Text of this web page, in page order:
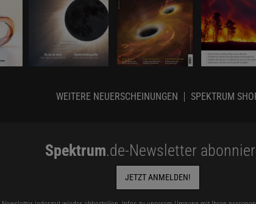
WEITERE NEUERSCHEINUNGEN SPEKTRUM
Spektrum.de-Newsletter
JETZT ANMELDEN!